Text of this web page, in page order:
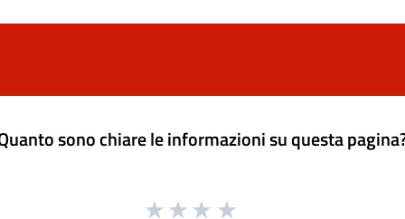
sono chiare le informazioni su questa